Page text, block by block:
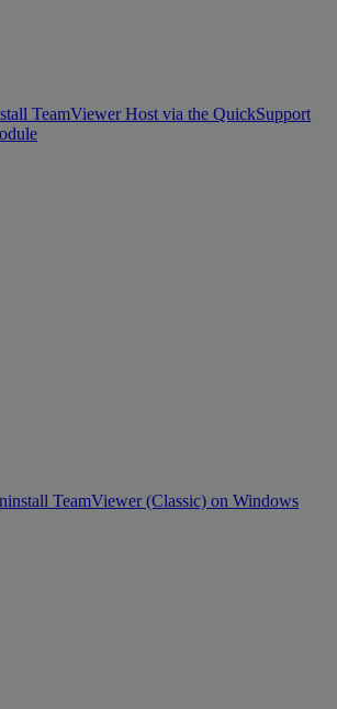
TeamViewer Host via the QuickSupport
TeamViewer (Classic) on Windows